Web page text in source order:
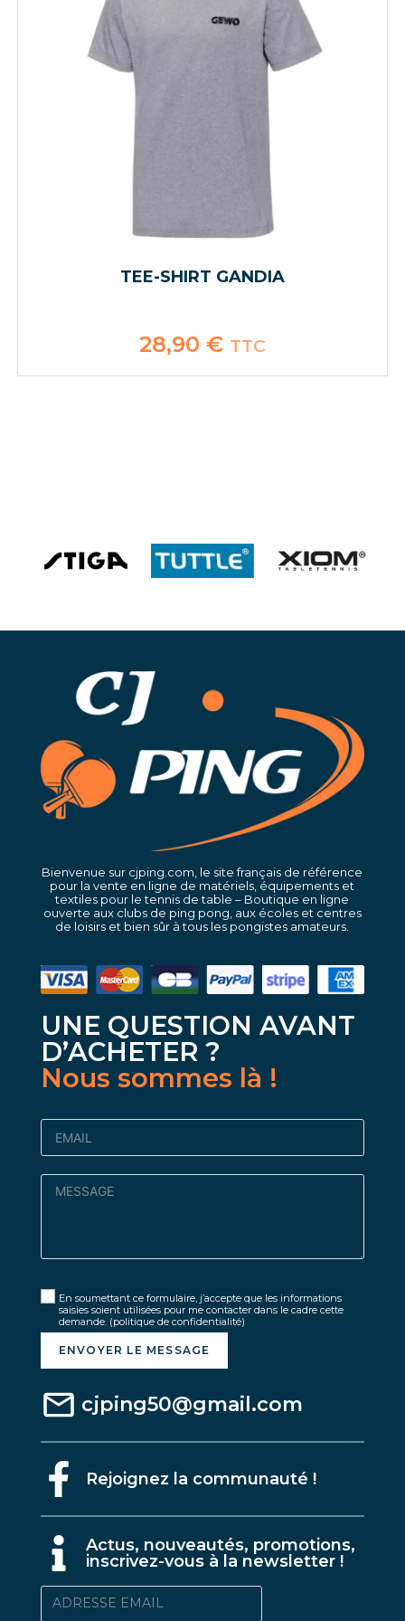
TEE-SHIRT GANDIA
28,90 € TTC
Bienvenue sur cjping.com, le site français de référence
pour la vente en ligne de matériels, équipements et
textiles pour le tennis de table – Boutique en ligne
ouverte aux clubs de ping pong, aux écoles et centres
de loisirs et bien sûr à tous les pongistes amateurs.
UNE QUESTION AVANT
D’ACHETER ?
Nous sommes là !
En soumettant ce formulaire, j’accepte que les informations
saisies soient utilisées pour me contacter dans le cadre cette
demande. (politique de confidentialité)
ENVOYER LE MESSAGE
cjping50@gmail.com
Rejoignez la communauté !
Actus, nouveautés, promotions,
inscrivez-vous à la newsletter !